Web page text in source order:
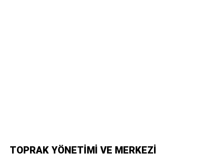
TOPRAK YÖNETİMİ VE MERKEZİ